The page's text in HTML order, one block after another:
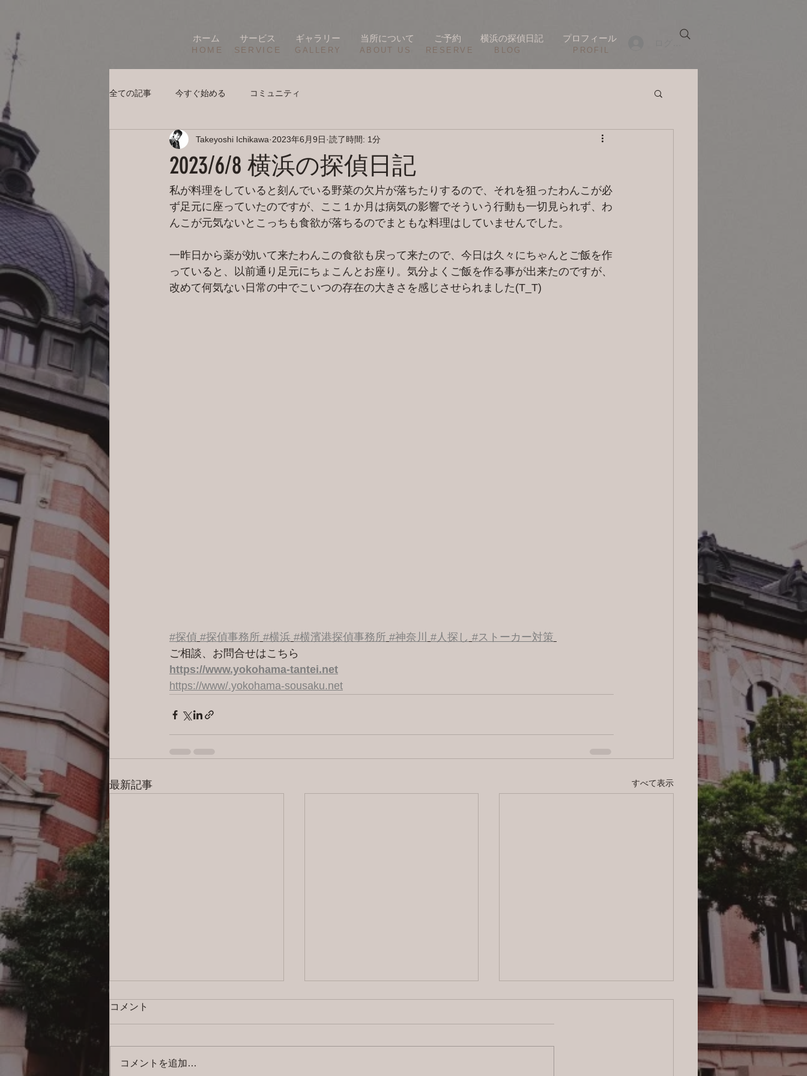
ログイン
ホーム サービス ギャラリー 当所について ご予約 横浜の探偵日記 プロフィール
HOME SERVICE ​GALLERY ​ABOUT US ​PROFIL
RESERVE BLOG
全ての記事 今すぐ始める コミュニティ
2023/6/8 横浜の探偵日記
Takeyoshi Ichikawa 2023年6月9日 読了時間: 1分
私が料理をしていると刻んでいる野菜の欠片が落ちたりするので、それを狙ったわんこが必
ず足元に座っていたのですが、ここ１か月は病気の影響でそういう行動も一切見られず、わ
んこが元気ないとこっちも食欲が落ちるのでまともな料理はしていませんでした。
一昨日から薬が効いて来たわんこの食欲も戻って来たので、今日は久々にちゃんとご飯を作
っていると、以前通り足元にちょこんとお座り。気分よくご飯を作る事が出来たのですが、
改めて何気ない日常の中でこいつの存在の大きさを感じさせられました(T_T)
#探偵 #探偵事務所 #横浜 #横濱港探偵事務所 #神奈川 #人探し #ストーカー対策
ご相談、お問合せはこちら
https://www.yokohama-tantei.net
https://www/.yokohama-sousaku.net
最新記事 すべて表示
コメント
コメントを追加…